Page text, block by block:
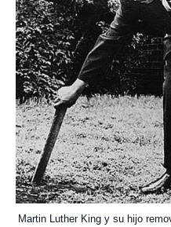
Martin Luther King y su hijo